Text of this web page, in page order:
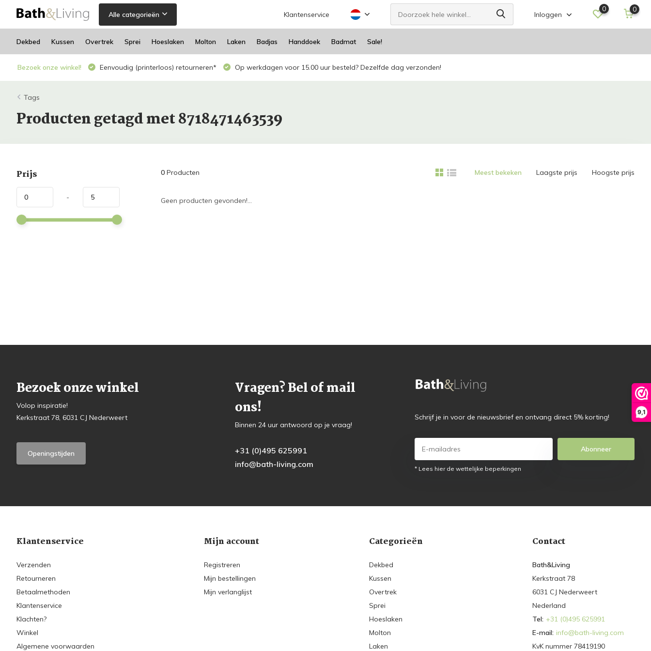
9,1
Alle categorieën Klantenservice Inloggen
0 0
Dekbed Kussen Overtrek Sprei Hoeslaken Molton Laken Badjas Handdoek Badmat Sale!
Bezoek onze winkel! Eenvoudig (printerloos) retourneren* Op werkdagen voor 15.00 uur besteld? Dezelfde dag verzonden!
Tags
Producten getagd met 8718471463539
Prijs
-
0Producten Meest bekeken Laagste prijs Hoogste prijs
Geen producten gevonden!...
Bezoek onze winkel
Volop inspiratie!
Kerkstraat 78, 6031 CJ Nederweert
Openingstijden
Vragen? Bel of mail
ons!
Binnen 24 uur antwoord op je vraag!
+31 (0)495 625991
info@bath-living.com
Schrijf je in voor de nieuwsbrief en ontvang direct 5% korting!
Abonneer
* Lees hier de wettelijke beperkingen
Klantenservice
Verzenden
Retourneren
Betaalmethoden
Klantenservice
Klachten?
Winkel
Algemene voorwaarden
Mijn account
Registreren
Mijn bestellingen
Mijn verlanglijst
Categorieën
Dekbed
Kussen
Overtrek
Sprei
Hoeslaken
Molton
Laken
Contact
Bath&Living
Kerkstraat 78
6031 CJ Nederweert
Nederland
Tel: +31 (0)495 625991
E-mail: info@bath-living.com
KvK nummer 78419190